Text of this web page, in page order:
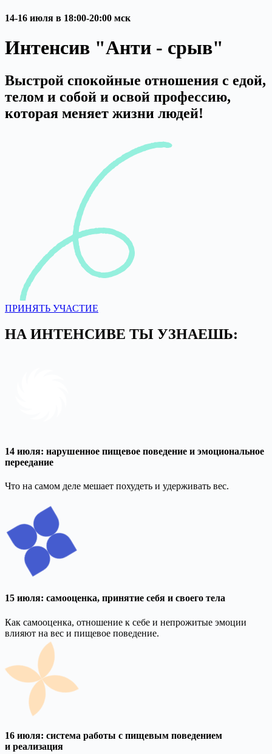
14-16 июля в 18:00-20:00 мск
Интенсив "Анти - срыв"
Выстрой спокойные отношения с едой,
телом и собой и освой профессию,
которая меняет жизни людей!
ПРИНЯТЬ УЧАСТИЕ
НА ИНТЕНСИВЕ ТЫ УЗНАЕШЬ:
14 июля: нарушенное пищевое поведение и эмоциональное
переедание
Что на самом деле мешает похудеть и удерживать вес.
15 июля: самооценка, принятие себя и своего тела
Как самооценка, отношение к себе и непрожитые эмоции
влияют на вес и пищевое поведение.
16 июля: система работы с пищевым поведением
и реализация